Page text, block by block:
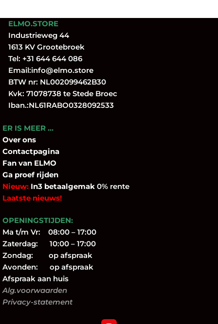
ELMO.STORE
Industrieweg 44
1613 KV Grootebroek
Tel: +31 644 644 086
Email:info@elmo.store
BTW nr: NL002099462B30
Kvk: 71078738 te Stede Broec
Iban.:NL61RABO0328092533
ER IS MEER …
Over ons
Contactpagina
Fan van ELMO
Ga proef rijden
Nieuw: In3 betaalgemak 0% rente
Laatste nieuws!
OPENINGSTIJDEN:
Ma t/m Vr: 08:00 – 17:00
Zaterdag: 10:00 – 17:00
Zondag: op afspraak
Avonden: op afspraak
Afspraak aan huis
Alg.voorwaarden
Privacy-statement